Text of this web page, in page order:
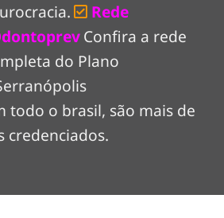
Rede
Confira a rede
do Plano
todo o brasil, são mais de
credenciados.